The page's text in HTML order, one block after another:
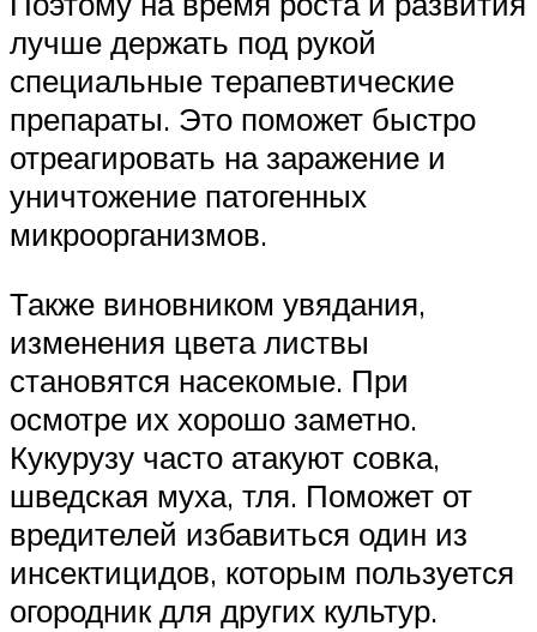
лучше держать под рукой
специальные терапевтические
препараты. Это поможет быстро
отреагировать на заражение и
уничтожение патогенных
микроорганизмов.
Также виновником увядания,
изменения цвета листвы
становятся насекомые. При
осмотре их хорошо заметно.
Кукурузу часто атакуют совка,
шведская муха, тля. Поможет от
вредителей избавиться один из
инсектицидов, которым пользуется
огородник для других культур.